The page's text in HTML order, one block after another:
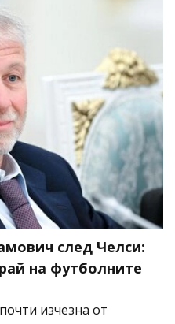
след Челси:
на футболните
изчезна от